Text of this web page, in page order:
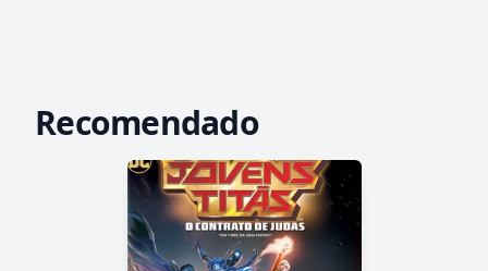
Recomendado